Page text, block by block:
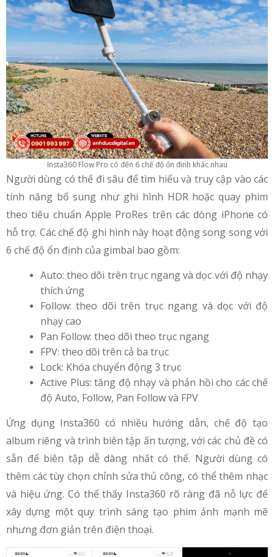
Insta360 Flow Pro có đến 6 chế độ ổn định khác nhau
Người dùng có thể đi sâu để tìm hiểu và truy cập vào các
tính năng bổ sung như ghi hình HDR hoặc quay phim
theo tiêu chuẩn Apple ProRes trên các dòng iPhone có
hỗ trợ. Các chế độ ghi hình này hoạt động song song với
6 chế độ ổn định của gimbal bao gồm:
Auto: theo dõi trên trục ngang và dọc với độ nhạy
thích ứng
Follow: theo dõi trên trục ngang và dọc với độ
nhạy cao
Pan Follow: theo dõi theo trục ngang
FPV: theo dõi trên cả ba trục
Lock: Khóa chuyển động 3 trục
Active Plus: tăng độ nhạy và phản hồi cho các chế
độ Auto, Follow, Pan Follow và FPV
Ứng dụng Insta360 có nhiều hướng dẫn, chế độ tạo
album riêng và trình biên tập ấn tượng, với các chủ đề có
sẵn để biên tập dễ dàng nhất có thể. Người dùng có
thêm các tùy chọn chỉnh sửa thủ công, có thể thêm nhạc
và hiệu ứng. Có thể thấy Insta360 rõ ràng đã nỗ lực để
xây dựng một quy trình sáng tạo phim ảnh mạnh mẽ
nhưng đơn giản trên điện thoại.